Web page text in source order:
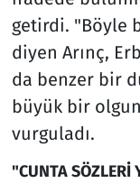
getirdi. "Böyle
diyen Arınç,
da benzer bir
büyük bir
vurguladı.
"CUNTA SÖZLERİ